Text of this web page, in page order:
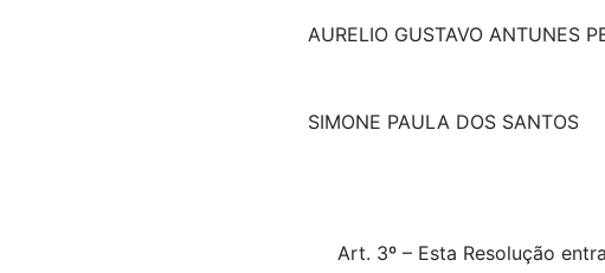
AURELIO GUSTAVO ANTUNES
SIMONE PAULA DOS SANTOS
Art. 3º – Esta Resolução